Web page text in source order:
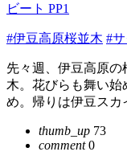
ビート PP1
#伊豆高原桜並木 #
先々週、伊豆高原
木。花びらも舞い
め。帰りは伊豆スカ
thumb_up 73
comment0